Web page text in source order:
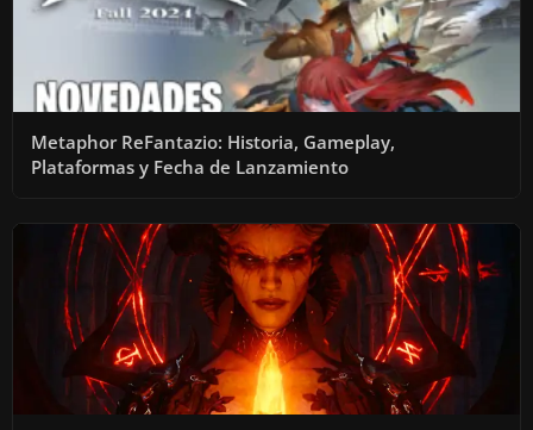
Metaphor ReFantazio: Historia, Gameplay,
Plataformas y Fecha de Lanzamiento